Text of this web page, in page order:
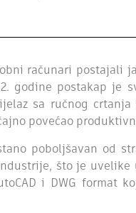
računari postajali
godine postakap je
sa ručnog
povećao
poboljšavan od
što je
i DWG